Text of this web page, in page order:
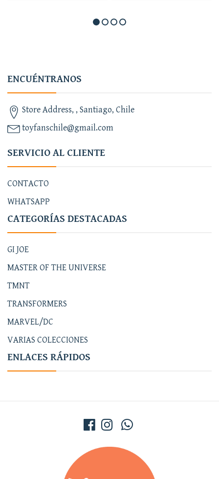
ENCUÉNTRANOS
Store Address, , Santiago, Chile
toyfanschile@gmail.com
SERVICIO AL CLIENTE
CONTACTO
WHATSAPP
CATEGORÍAS DESTACADAS
GI JOE
MASTER OF THE UNIVERSE
TMNT
TRANSFORMERS
MARVEL/DC
VARIAS COLECCIONES
ENLACES RÁPIDOS